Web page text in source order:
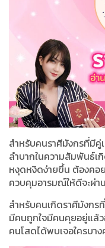
สำหรับคนราศีมังกรที่มีคู่
ลำบากในความสัมพันธ์เ
หงุดหงิดง่ายขึ้น ต้องคอ
ควบคุมอารมณ์ให้ดีจะผ่า
สำหรับคนเกิดราศีมังกร
มีคนถูกใจมีคนคุยอยู่แล้ว
คนโสดได้พบเจอใครบา